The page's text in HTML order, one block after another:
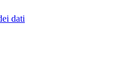
dati